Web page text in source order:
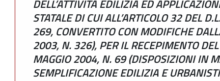
DELL’ATTIVITÁ EDILIZIA ED
STATALE DI CUI ALL’ARTICOLO 32 DEL
269, CONVERTITO CON MODIFICHE
2003, N. 326), PER IL RECEPIMENTO
MAGGIO 2004, N. 69 (DISPOSIZIONI IN
SEMPLIFICAZIONE EDILIZIA E